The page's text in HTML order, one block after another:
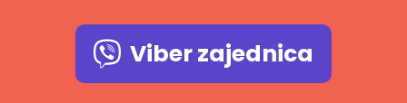
Viber zajednica